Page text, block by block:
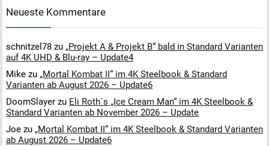
Neueste Kommentare
schnitzel78 zu „Projekt A & Projekt B“ bald in Standard Varianten
auf 4K UHD & Blu-ray – Update4
Mike zu „Mortal Kombat II“ im 4K Steelbook & Standard
Varianten ab August 2026 – Update6
DoomSlayer zu Eli Roth´s „Ice Cream Man“ im 4K Steelbook &
Standard Varianten ab November 2026 – Update
Joe zu „Mortal Kombat II“ im 4K Steelbook & Standard Varianten
ab August 2026 – Update6